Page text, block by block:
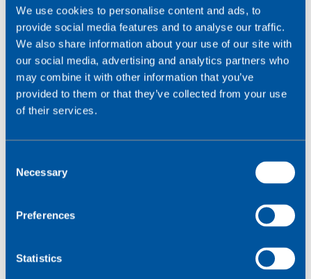
We use cookies to personalise content and ads, to
provide social media features and to analyse our traffic.
We also share information about your use of our site with
our social media, advertising and analytics partners who
may combine it with other information that you’ve
provided to them or that they’ve collected from your use
of their services.
Necessary
Preferences
Statistics
en diminuant les coûts d'exploitation et en améliorant
la fiabilité du réseau et l'efficacité énergétique.